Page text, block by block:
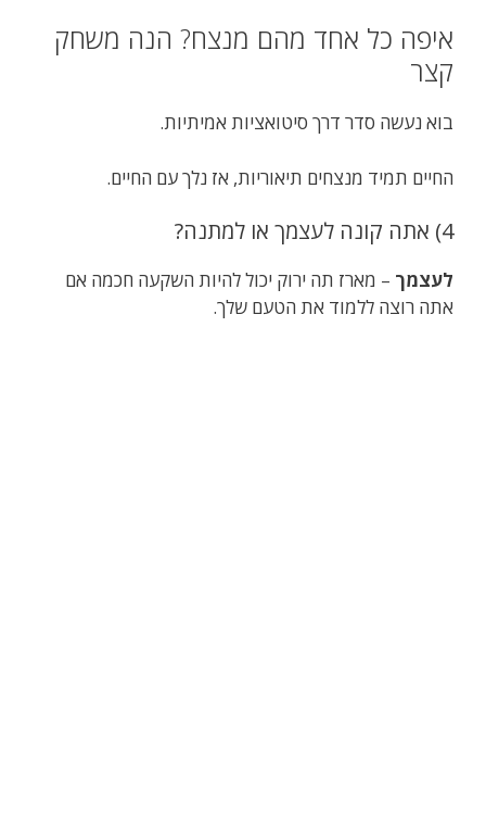
איפה כל אחד מהם מנצח? הנה משחק
קצר
בוא נעשה סדר דרך סיטואציות אמיתיות.
החיים תמיד מנצחים תיאוריות, אז נלך עם החיים.
4) אתה קונה לעצמך או למתנה?
לעצמך – מארז תה ירוק יכול להיות השקעה חכמה אם
אתה רוצה ללמוד את הטעם שלך.